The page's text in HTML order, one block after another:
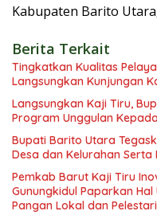
Kabupaten Barito
Berita Terkait
Tingkatkan Kualitas
Langsungkan Kunjungan
Langsungkan Kaji Tiru,
Program Unggulan
Bupati Barito Utara
Desa dan Kelurahan
Pemkab Barut Kaji Tiru
Gunungkidul Paparkan
Pangan Lokal dan